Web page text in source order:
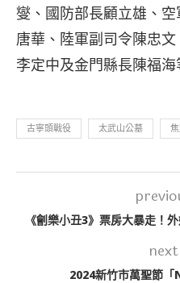
燮、國防部長顧立雄、
唐華、陸軍副司令陳忠
李定中及金門縣長陳福
古寧頭戰役 太武山公墓
《劊樂小丑3》票房大暴走！
2024新竹市萬聖節